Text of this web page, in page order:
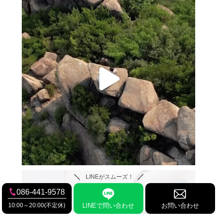
LINEがスムーズ！
086-441-9578
10:00～20:00(不定休) LINEで問い合わせ お問い合わせ